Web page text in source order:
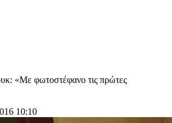
«Με φωτοστέφανο τις πρώτες
10:10